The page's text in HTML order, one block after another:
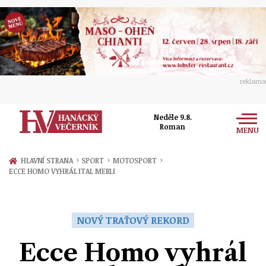
reklama
Neděle 9.8.
Roman
MENU
Zprávy
Přerov
Ekonomika
Ženy
Sport
HLAVNÍ STRANA › SPORT › MOTOSPORT ›
ECCE HOMO VYHRÁL ITAL MERLI
NOVÝ TRAŤOVÝ REKORD
Ecce Homo vyhrál